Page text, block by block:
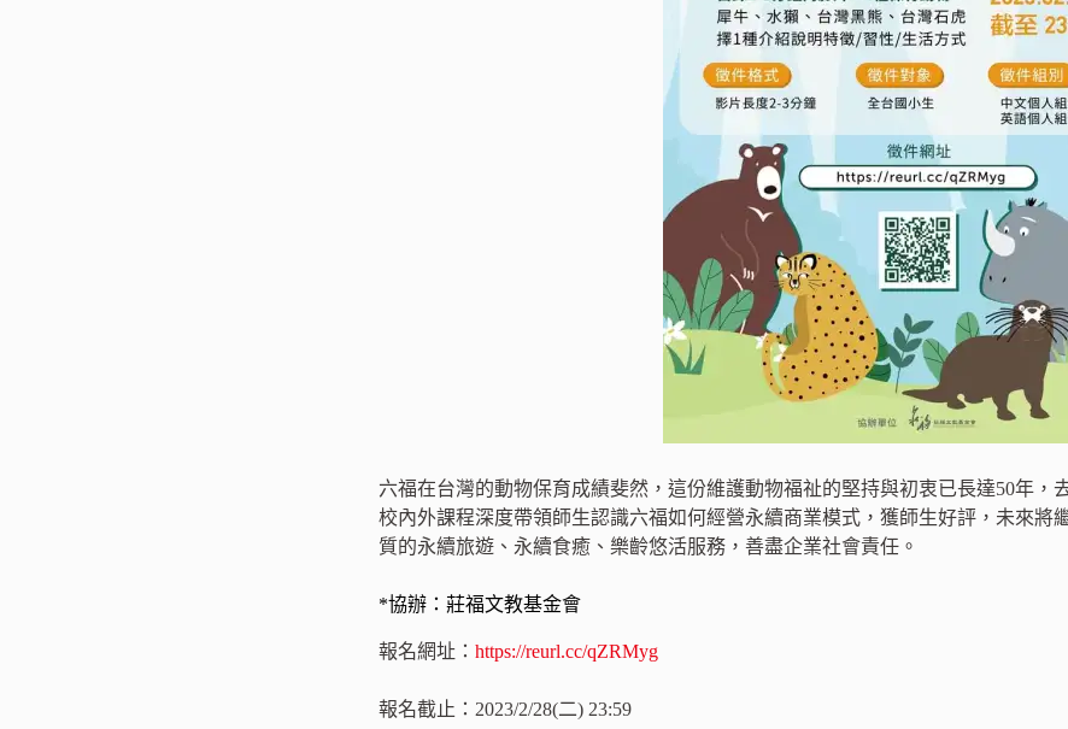
六福在台灣的動物保育成績斐然，這份維護動物福祉的堅持與初衷已長達50年，
校內外課程深度帶領師生認識六福如何經營永續商業模式，獲師生好評，未來將
質的永續旅遊、永續食癒、樂齡悠活服務，善盡企業社會責任。
*協辦：莊福文教基金會
報名網址：https://reurl.cc/qZRMyg
報名截止：2023/2/28(二) 23:59